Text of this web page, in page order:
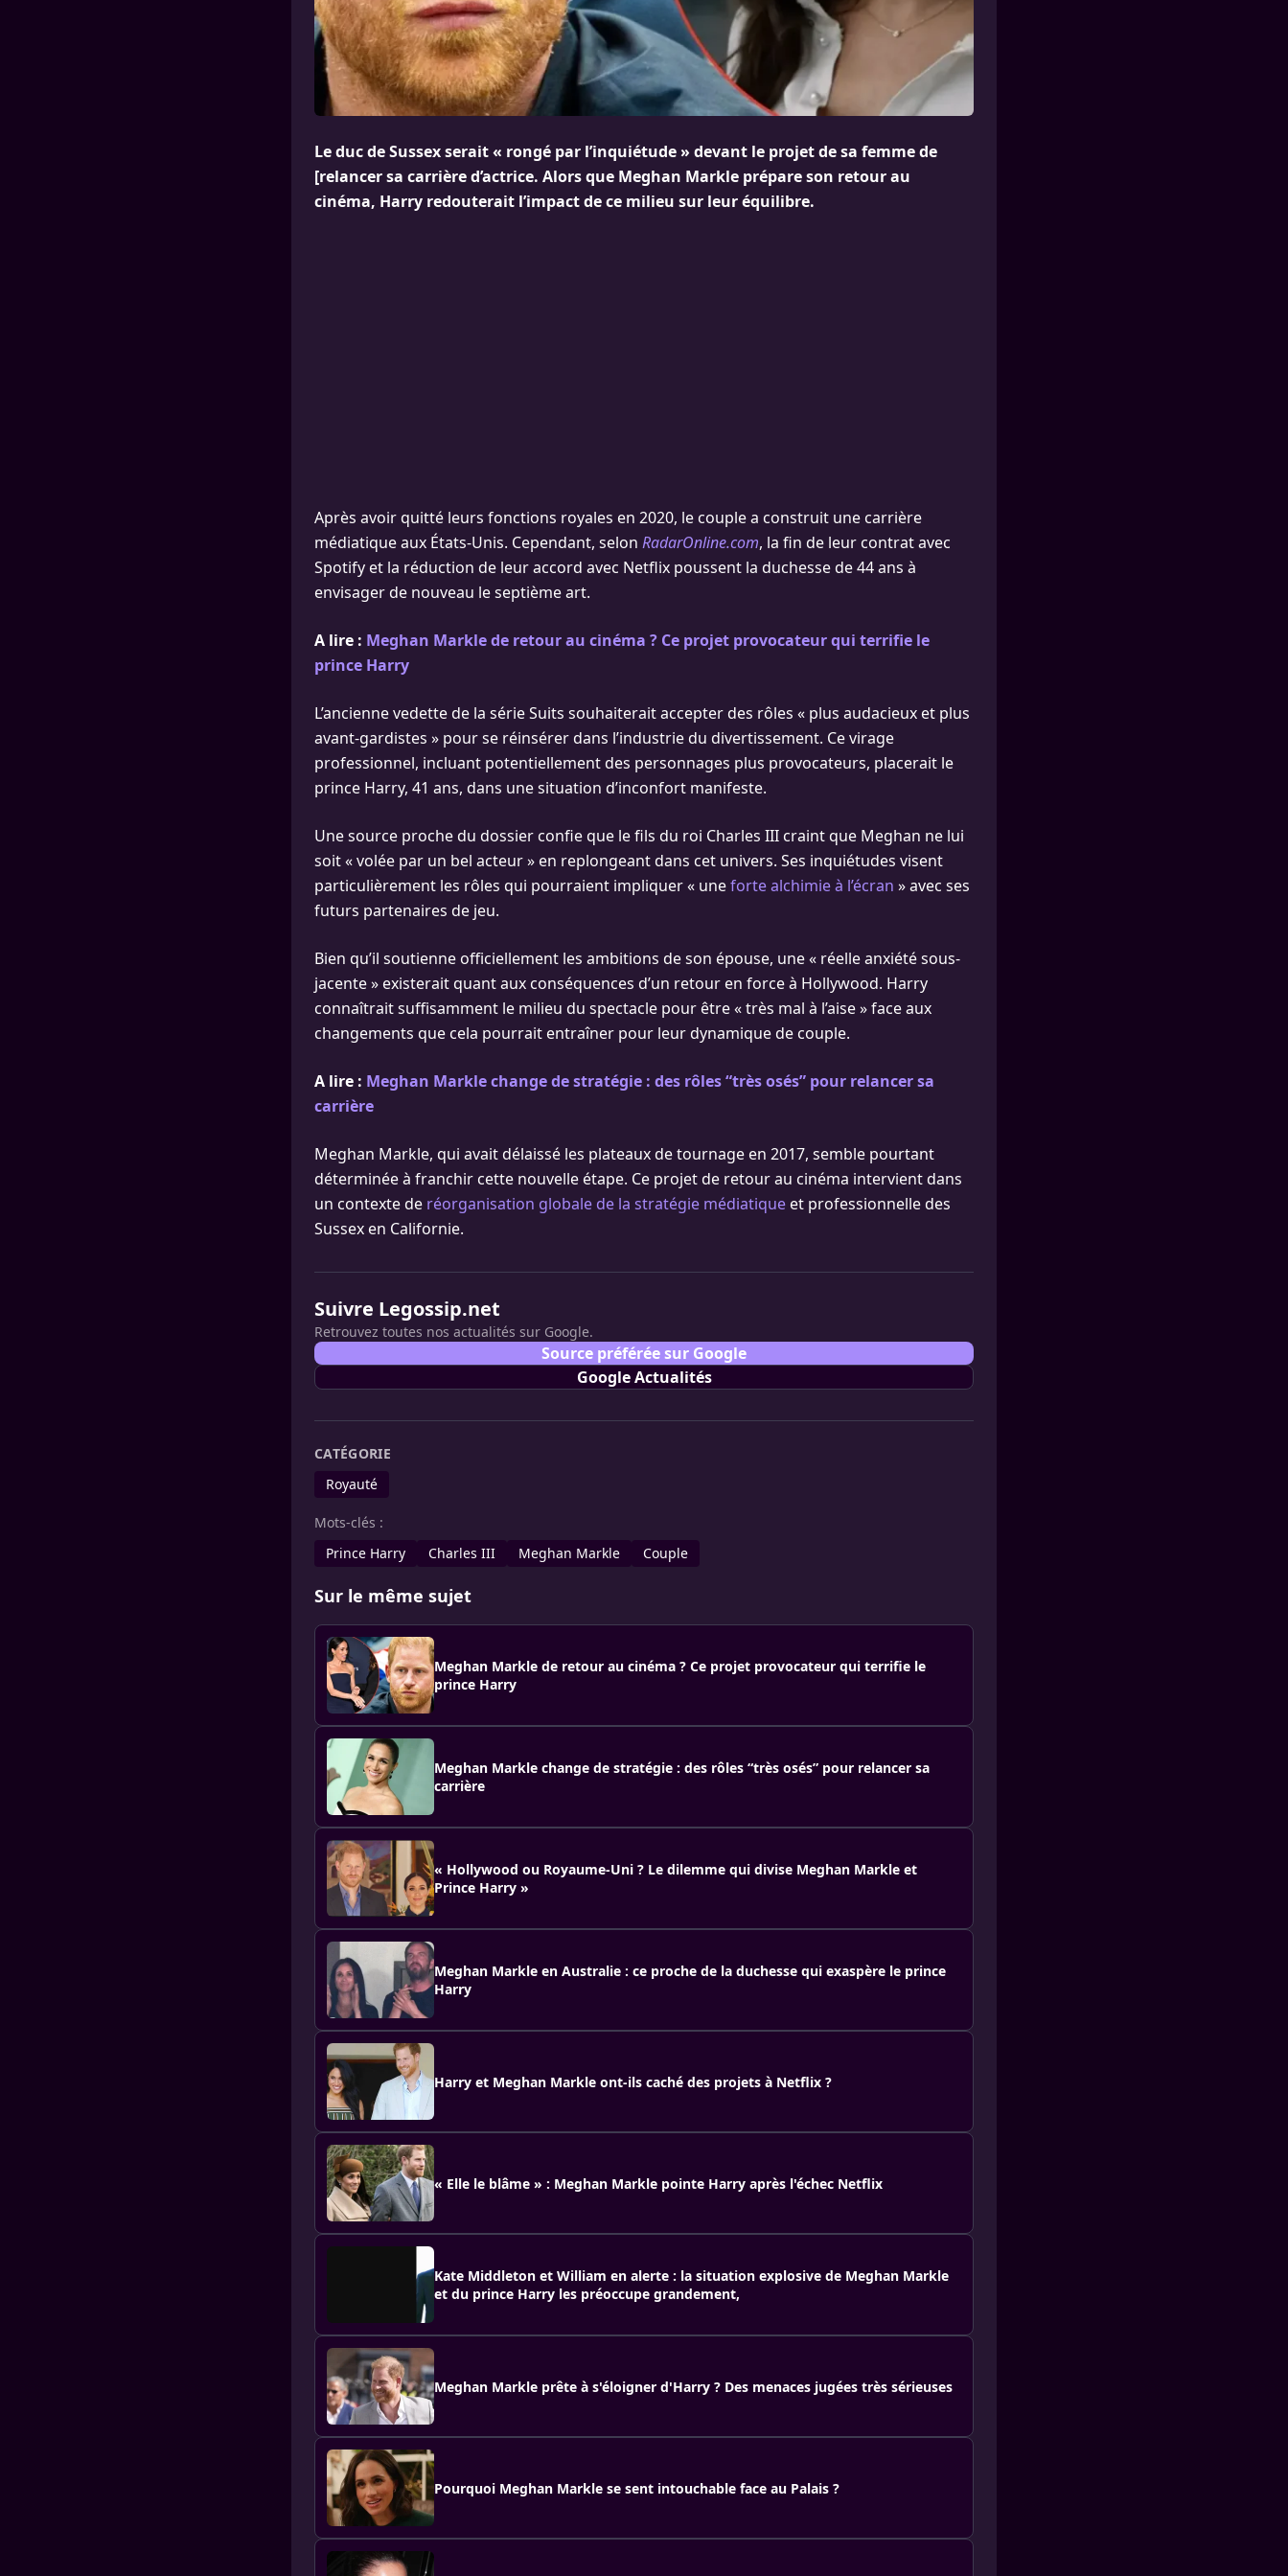
Le duc de Sussex serait « rongé par l’inquiétude » devant le projet de sa femme de
[relancer sa carrière d’actrice. Alors que Meghan Markle prépare son retour au
cinéma, Harry redouterait l’impact de ce milieu sur leur équilibre.
Après avoir quitté leurs fonctions royales en 2020, le couple a construit une carrière
médiatique aux États-Unis. Cependant, selon RadarOnline.com, la fin de leur contrat avec
Spotify et la réduction de leur accord avec Netflix poussent la duchesse de 44 ans à
envisager de nouveau le septième art.
A lire : Meghan Markle de retour au cinéma ? Ce projet provocateur qui terrifie le
prince Harry
L’ancienne vedette de la série Suits souhaiterait accepter des rôles « plus audacieux et plus
avant-gardistes » pour se réinsérer dans l’industrie du divertissement. Ce virage
professionnel, incluant potentiellement des personnages plus provocateurs, placerait le
prince Harry, 41 ans, dans une situation d’inconfort manifeste.
Une source proche du dossier confie que le fils du roi Charles III craint que Meghan ne lui
soit « volée par un bel acteur » en replongeant dans cet univers. Ses inquiétudes visent
particulièrement les rôles qui pourraient impliquer « uneforte alchimie à l’écran » avec ses
futurs partenaires de jeu.
Bien qu’il soutienne officiellement les ambitions de son épouse, une « réelle anxiété sous-
jacente » existerait quant aux conséquences d’un retour en force à Hollywood. Harry
connaîtrait suffisamment le milieu du spectacle pour être « très mal à l’aise » face aux
changements que cela pourrait entraîner pour leur dynamique de couple.
A lire : Meghan Markle change de stratégie : des rôles “très osés” pour relancer sa
carrière
Meghan Markle, qui avait délaissé les plateaux de tournage en 2017, semble pourtant
déterminée à franchir cette nouvelle étape. Ce projet de retour au cinéma intervient dans
un contexte de réorganisation globale de la stratégie médiatique et professionnelle des
Sussex en Californie.
Suivre Legossip.net
Retrouvez toutes nos actualités sur Google.
Source préférée sur Google
Google Actualités
CATÉGORIE
Royauté
Mots-clés :
Prince Harry
Charles III Meghan Markle Couple
Sur le même sujet
Meghan Markle de retour au cinéma ? Ce projet provocateur qui terrifie le
prince Harry
Meghan Markle change de stratégie : des rôles “très osés” pour relancer sa
carrière
« Hollywood ou Royaume-Uni ? Le dilemme qui divise Meghan Markle et
Prince Harry »
Meghan Markle en Australie : ce proche de la duchesse qui exaspère le prince
Harry
Harry et Meghan Markle ont-ils caché des projets à Netflix ?
« Elle le blâme » : Meghan Markle pointe Harry après l'échec Netflix
Kate Middleton et William en alerte : la situation explosive de Meghan Markle
et du prince Harry les préoccupe grandement,
Meghan Markle prête à s'éloigner d'Harry ? Des menaces jugées très sérieuses
Pourquoi Meghan Markle se sent intouchable face au Palais ?